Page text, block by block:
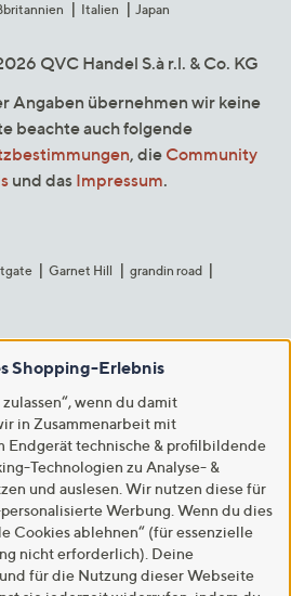
Italien Japan
QVC Handel S.à r.l. & Co. KG
Angaben übernehmen wir keine
beachte auch folgende
, die Community
und das Impressum.
Garnet Hill
grandin road
Shopping-Erlebnis
wenn du damit
in Zusammenarbeit mit
Endgerät technische & profilbildende
Technologien zu Analyse- &
und auslesen. Wir nutzen diese für
Werbung. Wenn du dies
Cookies ablehnen“ (für essenzielle
nicht erforderlich). Deine
für die Nutzung dieser Webseite